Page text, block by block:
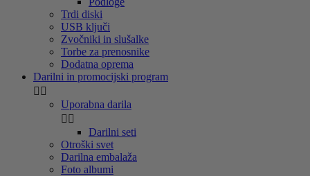
Trdi diski
USB ključi
Zvočniki in slušalke
Torbe za prenosnike
Dodatna oprema
Darilni in promocijski program
 
Uporabna darila
 
Darilni seti
Otroški svet
Darilna embalaža
Foto albumi